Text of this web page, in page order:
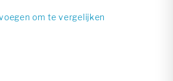
om te vergelijken